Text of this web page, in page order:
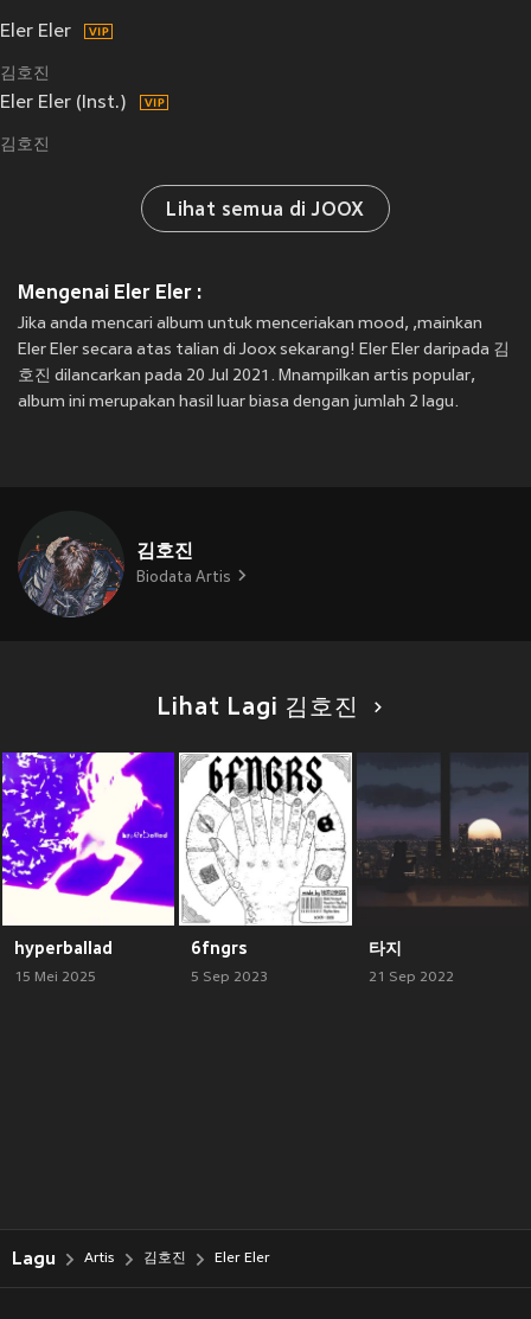
Eler Eler
김호진
Eler Eler (Inst.)
김호진
Lihat semua di JOOX
Mengenai Eler Eler :
Jika anda mencari album untuk menceriakan mood, ,mainkan
Eler Eler secara atas talian di Joox sekarang! Eler Eler daripada 김
호진 dilancarkan pada 20 Jul 2021. Mnampilkan artis popular,
album ini merupakan hasil luar biasa dengan jumlah 2 lagu.
김호진
Biodata Artis
Lihat Lagi 김호진
hyperballad
15 Mei 2025
6fngrs
5 Sep 2023
타지
21 Sep 2022
Lagu Artis 김호진 Eler Eler